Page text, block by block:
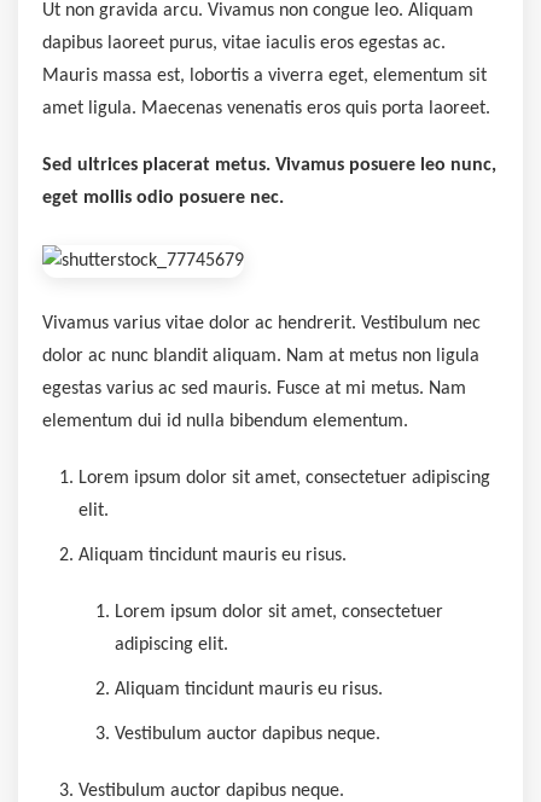
Ut non gravida arcu. Vivamus non congue leo. Aliquam
dapibus laoreet purus, vitae iaculis eros egestas ac.
Mauris massa est, lobortis a viverra eget, elementum sit
amet ligula. Maecenas venenatis eros quis porta laoreet.
Sed ultrices placerat metus. Vivamus posuere leo nunc,
eget mollis odio posuere nec.
Vivamus varius vitae dolor ac hendrerit. Vestibulum nec
dolor ac nunc blandit aliquam. Nam at metus non ligula
egestas varius ac sed mauris. Fusce at mi metus. Nam
elementum dui id nulla bibendum elementum.
Lorem ipsum dolor sit amet, consectetuer adipiscing
elit.
Aliquam tincidunt mauris eu risus.
Lorem ipsum dolor sit amet, consectetuer
adipiscing elit.
Aliquam tincidunt mauris eu risus.
Vestibulum auctor dapibus neque.
Vestibulum auctor dapibus neque.